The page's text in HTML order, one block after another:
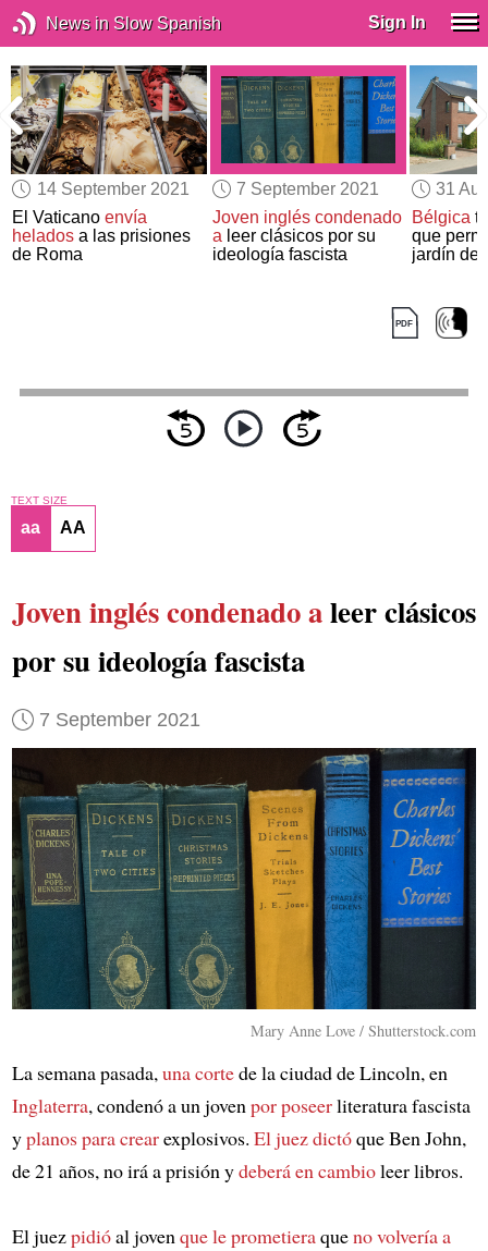
News in Slow Spanish Sign In
14 September 2021
El Vaticanoenvía
helados a las prisiones
de Roma
7 September 2021
Joven inglés condenado
aleer clásicos por su
ideología fascista
31
Bélgica
que
jardín del
TEXT SIZE
aa AA
Joven ingléscondenado aleer clásicos
por su ideología fascista
7 September 2021
Mary Anne Love / Shutterstock.com
La semana pasada, una cortede la ciudad de Lincoln, en
Inglaterra, condenó a un joven por poseerliteratura fascista
yplanos para crearexplosivos. El juez dictóque Ben John,
de 21 años, no irá a prisión ydeberá en cambioleer libros.
El juezpidióal joven que le prometieraqueno volvería a